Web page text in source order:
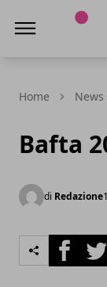
Home News
Bafta
di Redazione
Facebook